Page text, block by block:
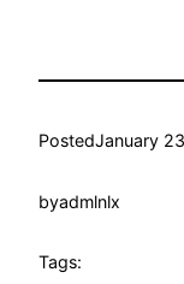
PostedJanuary
byadmlnlx
Tags: